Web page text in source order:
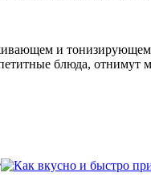
и
блюда, отнимут